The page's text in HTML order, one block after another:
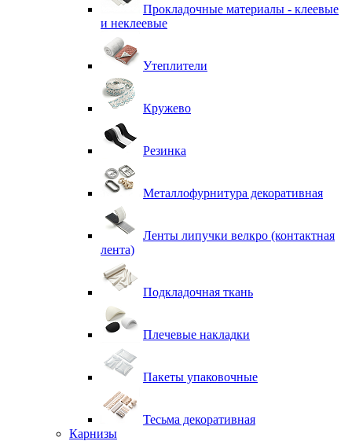
Прокладочные материалы - клеевые
и неклеевые
Утеплители
Кружево
Резинка
Металлофурнитура декоративная
Ленты липучки велкро (контактная
лента)
Подкладочная ткань
Плечевые накладки
Пакеты упаковочные
Тесьма декоративная
Карнизы